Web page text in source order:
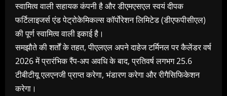
स्वामित्व वाली सहायक कंपनी है और डीएमएसएल स्वयं दीपक
फर्टिलाइजर्स एंड पेट्रोकेमिकल्स कॉर्पोरेशन लिमिटेड (डीएफपीसीएल)
की पूर्ण स्वामित्व वाली इकाई है।
समझौते की शर्तों के तहत, पीएलएल अपने दाहेज टर्मिनल पर कैलेंडर वर्ष
2026 में प्रारंभिक रैंप-अप अवधि के बाद, प्रतिवर्ष लगभग 25.6
टीबीटीयू एलएनजी प्राप्त करेगा, भंडारण करेगा और रीगैसिफिकेशन
करेगा।